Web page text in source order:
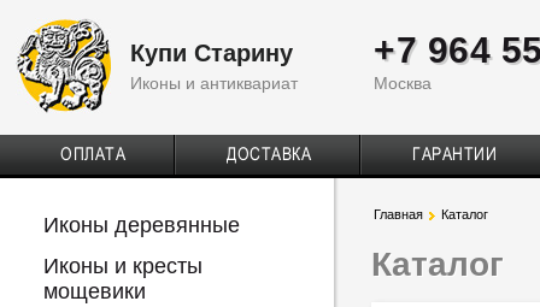
Купи Старину
Иконы и антиквариат
+7 964
Москва
ОПЛАТА ДОСТАВКА ГАРАНТИИ
Иконы деревянные
Иконы и кресты
мощевики
Главная Каталог
Каталог